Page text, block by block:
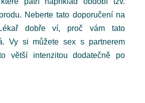
Neberte tato doporučení na
dobře ví, proč vám tato
Vy si můžete sex s partnerem
větší intenzitou dodatečně po